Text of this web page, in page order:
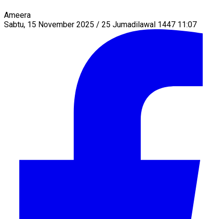
Ameera
Sabtu, 15 November 2025 / 25 Jumadilawal 1447 11:07